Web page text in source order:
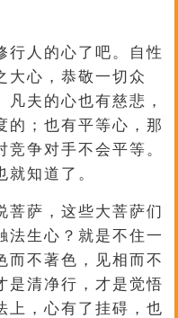
行人的心了吧。自性
大心，恭敬一切众
夫的心也有慈悲，
的；也有平等心，那
争对手不会平等。
知道了。
菩萨，这些大菩萨们
法生心？就是不住一
而不著色，见相而不
是清净行，才是觉悟
上，心有了挂碍，也